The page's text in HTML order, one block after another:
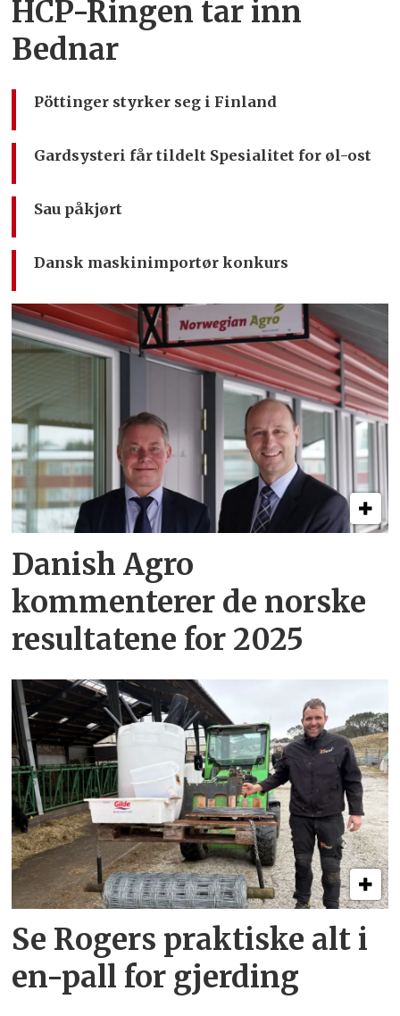
HCP-Ringen tar inn
Bednar
Pöttinger styrker seg i Finland
Gardsysteri får tildelt Spesialitet for øl-ost
Sau påkjørt
Dansk maskinimportør konkurs
Danish Agro
kommenterer de norske
resultatene for 2025
Se Rogers praktiske alt i
en-pall for gjerding